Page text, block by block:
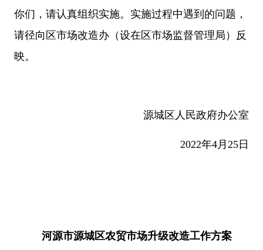
你们，请认真组织实施。实施过程中遇到的问题，
请径向 区市场改造办（设在区市场监督管理局 ）
反
映。
源城区人民政府办公室
2022年4月25日
河源市源城区农贸市场升级改造工作方案